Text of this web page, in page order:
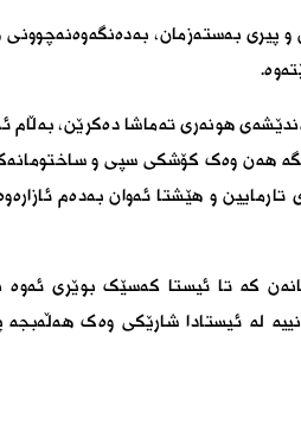
پیری بەستەزمان،
هونەری تەماشا دەکرێن، بەڵام
هەن وەک کۆشکی سپی و
و هێشتا ئەوان بەدەم
کە تا ئیستا کەسێک بوێری ئەوە
لە ئیستادا شارێکی وەک